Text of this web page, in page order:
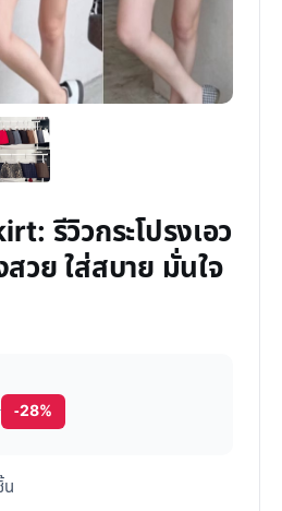
รีวิวกระโปรงเอว
วย ใส่สบาย มั่นใจ
-28%
น